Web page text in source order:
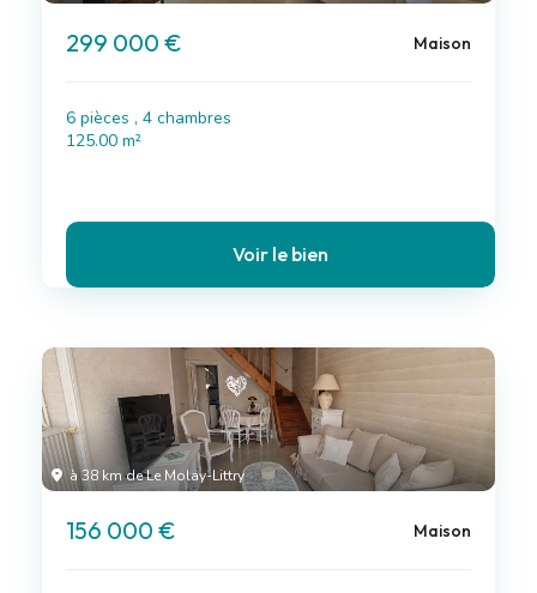
299 000 € Maison
6 pièces , 4 chambres
125.00 m²
Voir le bien
à 38 km de Le Molay-Littry
156 000 € Maison